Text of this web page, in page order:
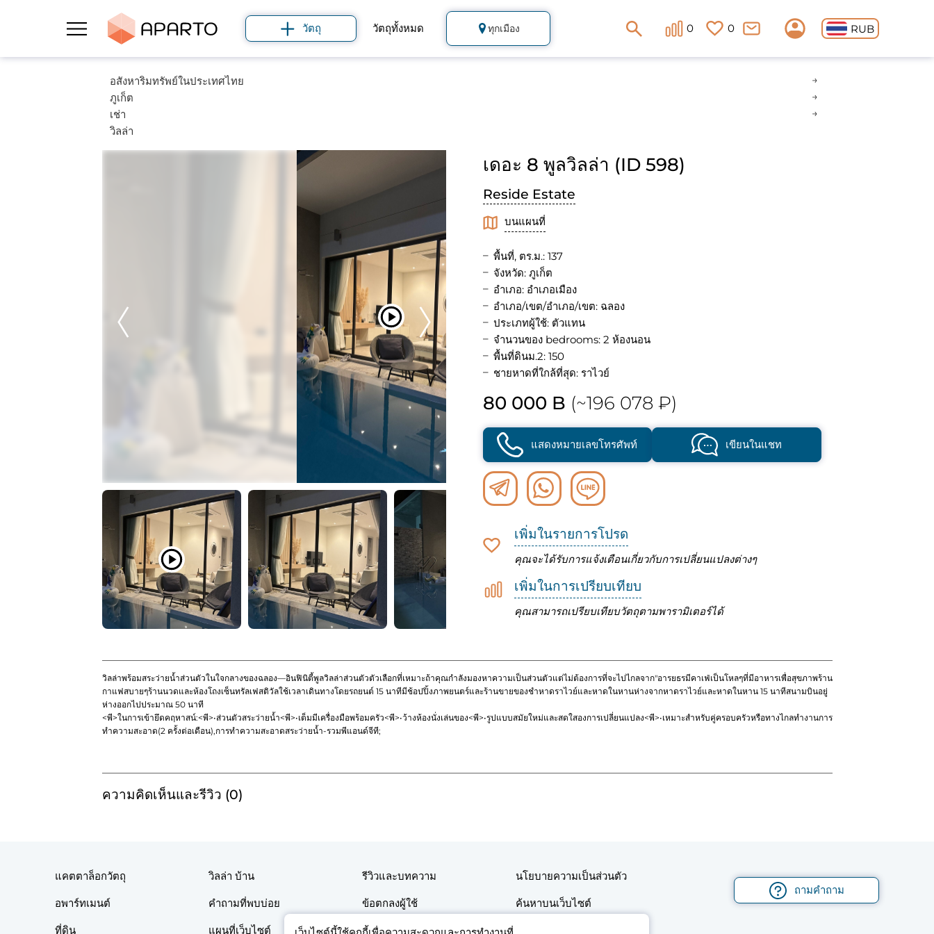
วัตถุ วัตถุทั้งหมด ทุกเมือง 0 0 RUB
อสังหาริมทรัพย์ในประเทศไทย
ภูเก็ต
เช่า
วิลล่า
เดอะ 8 พูลวิลล่า (ID 598)
Reside Estate
บนแผนที่
พื้นที่, ตร.ม.: 137
จังหวัด: ภูเก็ต
อำเภอ: อำเภอเมือง
อำเภอ/เขต/อำเภอ/เขต: ฉลอง
ประเภทผู้ใช้: ตัวแทน
จำนวนของ bedrooms: 2 ห้องนอน
พื้นที่ดินม.2: 150
ชายหาดที่ใกล้ที่สุด: ราไวย์
80 000 B (~196 078 ₽)
แสดงหมายเลขโทรศัพท์ เขียนในแชท
เพิ่มในรายการโปรด
คุณจะได้รับการแจ้งเตือนเกี่ยวกับการเปลี่ยนแปลงต่างๆ
เพิ่มในการเปรียบเทียบ
คุณสามารถเปรียบเทียบวัตถุตามพารามิเตอร์ได้
วิลล่าพร้อมสระว่ายน้ำส่วนตัวในใจกลางของฉลอง—อินฟินิตี้พูลวิลล่าส่วนตัวตัวเลือกที่เหมาะถ้าคุณกำลังมองหาความเป็นส่วนตัวแต่ไม่ต้องการที่จะไปไกลจาก"อารยธรมีคาเฟ่เป็นโหลๆที่มีอาหารเพื่อสุขภาพร้าน
กาแฟสบายๆร้านนวดและห้องโถงเซ็นทรัลเฟสติวัลใช้เวลาเดินทางโดยรถยนต์ 15 นาทีมีช้อปปิ้งภาพยนตร์และร้านขายของชำหาดราไวย์และหาดในหานห่างจากหาดราไวย์และหาดในหาน 15 นาทีสนามบินอยู่
ห่างออกไปประมาณ 50 นาที
<พี>ในการเข้ายึดคฤหาสน์:<พี>•ส่วนตัวสระว่ายน้ำ<พี>•เต็มมีเครื่องมือพร้อมครัว<พี>•ว้างห้องนั่งเล่นของ<พี>•รูปแบบสมัยใหม่และสดใสองการเปลี่ยนแปลง<พี>•เหมาะสำหรับคู่ครอบครัวหรือทางไกลทำงานการ
ทำความสะอาด(2 ครั้งต่อเดือน),การทำความสะอาดสระว่ายน้ำ-รวมพีแอนด์จีที;
ความคิดเห็นและรีวิว (0)
แคตตาล็อกวัตถุ วิลล่า บ้าน รีวิวและบทความ นโยบายความเป็นส่วนตัว
อพาร์ทเมนต์ คำถามที่พบบ่อย ข้อตกลงผู้ใช้ ค้นหาบนเว็บไซต์
ที่ดิน แผนที่เว็บไซต์ ติดต่อ
ถามคำถาม